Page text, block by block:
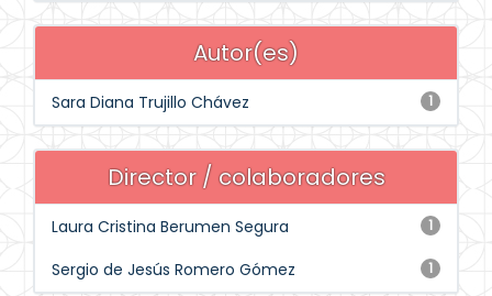
Autor(es)
1
Sara Diana Trujillo Chávez
Director / colaboradores
1
Laura Cristina Berumen Segura
1
Sergio de Jesús Romero Gómez